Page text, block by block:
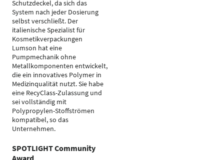
Schutzdeckel, da sich das
System nach jeder Dosierung
selbst verschließt. Der
italienische Spezialist für
Kosmetikverpackungen
Lumson hat eine
Pumpmechanik ohne
Metallkomponenten entwickelt,
die ein innovatives Polymer in
Medizinqualität nutzt. Sie habe
eine RecyClass-Zulassung und
sei vollständig mit
Polypropylen-Stoffströmen
kompatibel, so das
Unternehmen.
SPOTLIGHT Community
Award